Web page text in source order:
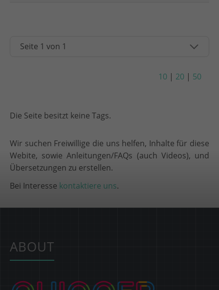
10 | 20 | 50
Die Seite besitzt keine Tags.
Wir suchen Freiwillige die uns helfen, Inhalte für diese
Webite, sowie Anleitungen/FAQs (auch Videos), und
Übersetzungen zu erstellen.
Bei Interesse kontaktiere uns.
ABOUT